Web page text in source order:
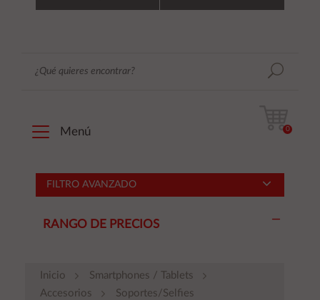
Menú 0
FILTRO AVANZADO
RANGO DE PRECIOS
Inicio
Smartphones / Tablets
Accesorios
Soportes/Selfies